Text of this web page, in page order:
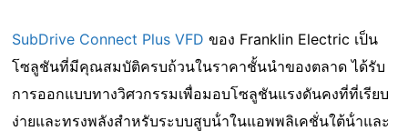
SubDrive Connect Plus VFD ของ Franklin Electric เป็น
โซลูชันที่มีคุณสมบัติครบถ้วนในราคาชั้นนําของตลาด ได้รับ
การออกแบบทางวิศวกรรมเพื่อมอบโซลูชันแรงดันคงที่ที่เรียบ
ง่ายและทรงพลังสําหรับระบบสูบน้ําในแอพพลิเคชั่นใต้น้ําและ